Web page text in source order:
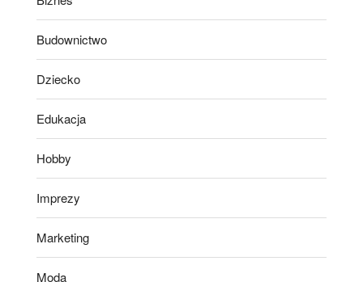
Budownictwo
Dziecko
Edukacja
Hobby
Imprezy
Marketing
Moda